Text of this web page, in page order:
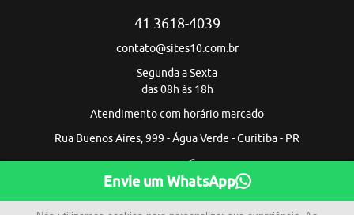
41 3618-4039
contato@sites10.com.br
Segunda a Sexta
das 08h às 18h
Atendimento com horário marcado
Rua Buenos Aires, 999 - Água Verde - Curitiba - PR
Envie um WhatsApp